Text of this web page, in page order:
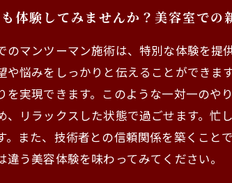
体験してみませんか？美容室での
のマンツーマン施術は、特別な体験を提
や悩みをしっかりと伝えることができま
を実現できます。このような一対一のや
、リラックスした状態で過ごせます。忙
。また、技術者との信頼関係を築くこと
違う美容体験を味わってみてください。